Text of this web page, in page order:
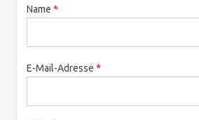
Name *
E-Mail-Adresse *